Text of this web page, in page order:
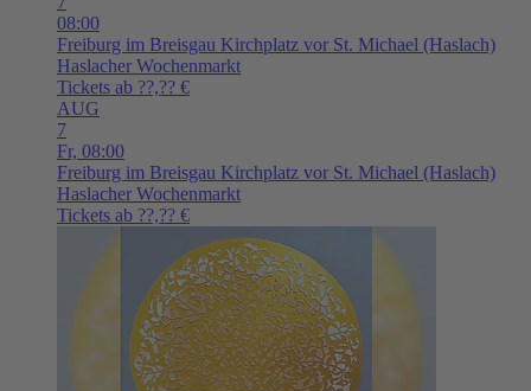
08:00
Freiburg im Breisgau Kirchplatz vor St. Michael (Haslach)
Haslacher Wochenmarkt
Tickets ab ??,?? €
AUG
7
Fr, 08:00
Freiburg im Breisgau Kirchplatz vor St. Michael (Haslach)
Haslacher Wochenmarkt
Tickets ab ??,?? €